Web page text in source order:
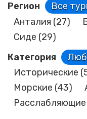
Регион Все
Анталия (27)
Сиде (29)
Категория
Исторические
Морские (43)
Расслабляющие